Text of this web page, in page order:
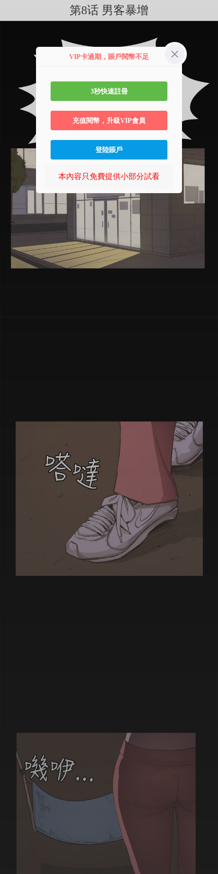
第8话 男客暴增
VIP卡過期，賬戶閱幣不足
3秒快速註冊
充值閱幣，升級VIP會員
登陸賬戶
本內容只免費提供小部分試看